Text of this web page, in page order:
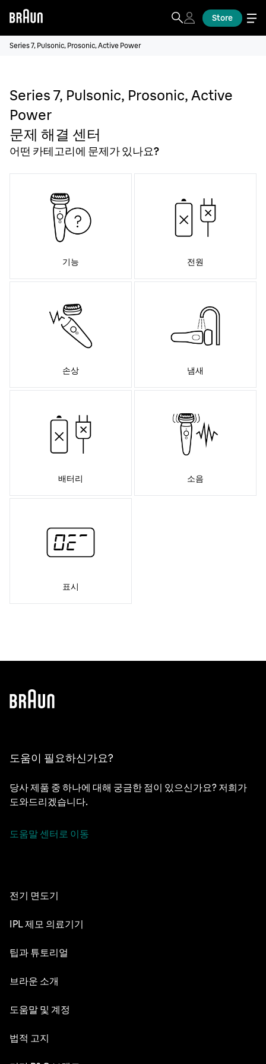
Store
Series 7, Pulsonic, Prosonic, Active Power
Series 7, Pulsonic, Prosonic, Active
Power
문제 해결 센터
어떤 카테고리에 문제가 있나요?
기능 전원
손상 냄새
배터리 소음
표시
도움이 필요하신가요?
당사 제품 중 하나에 대해 궁금한 점이 있으신가요? 저희가
도와드리겠습니다.
도움말 센터로 이동
전기 면도기
NEVO
시리즈 7
교체 부품
IPL 제모 의료기기
실크 엑스퍼트 Pro 5
팁과 튜토리얼
면도의 세계
헤어 스타일링
브라운 소개
디자인 & 장인정신
도움말 및 계정
고객 서비스
법적 고지